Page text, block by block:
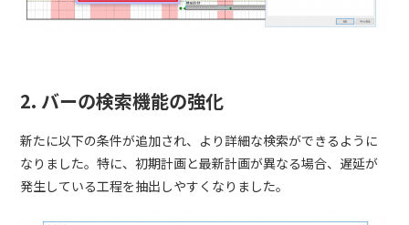
2. バーの検索機能の強化
新たに以下の条件が追加され、より詳細な検索ができるように
なりました。特に、初期計画と最新計画が異なる場合、遅延が
発生している工程を抽出しやすくなりました。